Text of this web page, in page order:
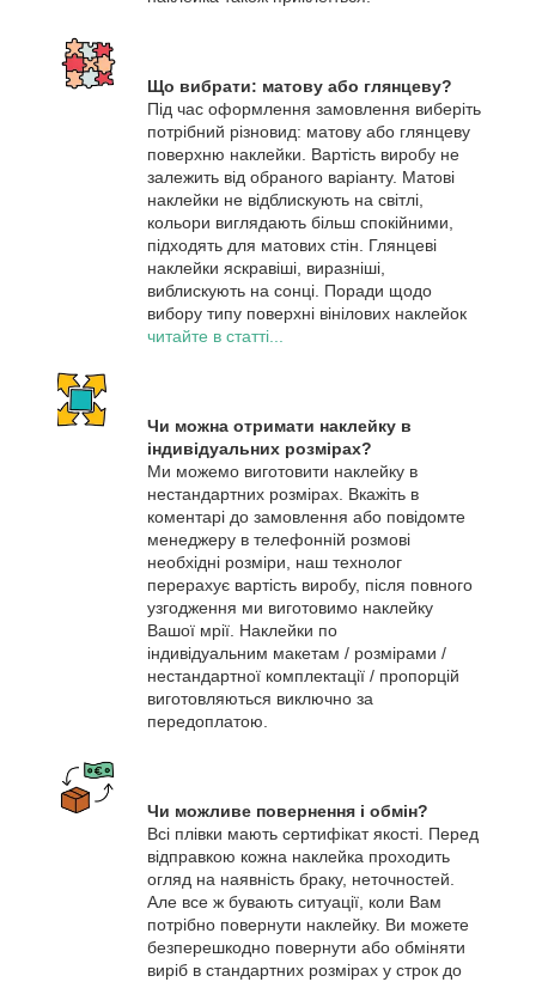
Що вибрати: матову або глянцеву?
Під час оформлення замовлення виберіть
потрібний різновид: матову або глянцеву
поверхню наклейки. Вартість виробу не
залежить від обраного варіанту. Матові
наклейки не відблискують на світлі,
кольори виглядають більш спокійними,
підходять для матових стін. Глянцеві
наклейки яскравіші, виразніші,
виблискують на сонці. Поради щодо
вибору типу поверхні вінілових наклейок
читайте в статті...
Чи можна отримати наклейку в
індивідуальних розмірах?
Ми можемо виготовити наклейку в
нестандартних розмірах. Вкажіть в
коментарі до замовлення або повідомте
менеджеру в телефонній розмові
необхідні розміри, наш технолог
перерахує вартість виробу, після повного
узгодження ми виготовимо наклейку
Вашої мрії. Наклейки по
індивідуальним макетам / розмірами /
нестандартної комплектації / пропорцій
виготовляються виключно за
передоплатою.
Чи можливе повернення і обмін?
Всі плівки мають сертифікат якості. Перед
відправкою кожна наклейка проходить
огляд на наявність браку, неточностей.
Але все ж бувають ситуації, коли Вам
потрібно повернути наклейку. Ви можете
безперешкодно повернути або обміняти
виріб в стандартних розмірах у строк до